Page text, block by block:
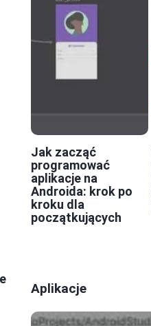
Jak zacząć
programować
aplikacje na
Androida: krok po
kroku dla
początkujących
Aplikacje